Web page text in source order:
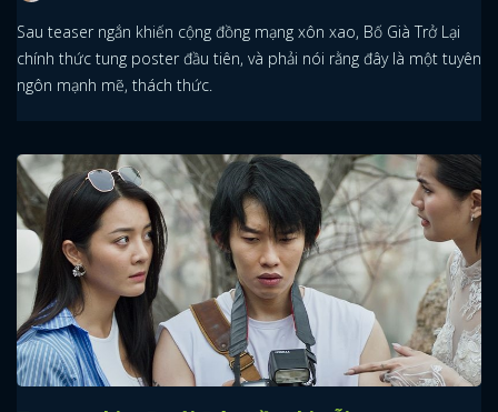
Sau teaser ngắn khiến cộng đồng mạng xôn xao, Bố Già Trở Lại
chính thức tung poster đầu tiên, và phải nói rằng đây là một tuyên
ngôn mạnh mẽ, thách thức.